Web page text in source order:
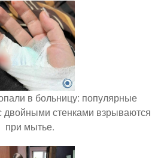
в больницу: популярные
двойными стенками взрываются
при мытье.